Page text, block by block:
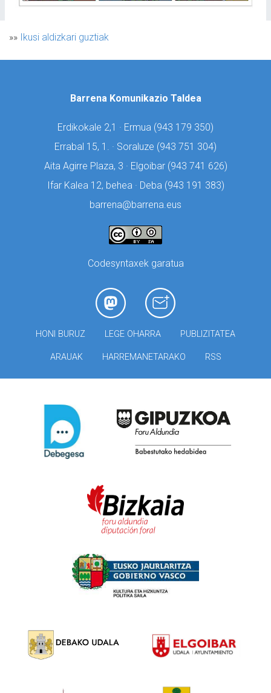
»» Ikusi aldizkari guztiak
Barrena Komunikazio Taldea
Erdikokale 2,1 · Ermua (943 179 350)
Errabal 15, 1. · Soraluze (943 751 304)
Aita Agirre Plaza, 3 · Elgoibar (943 741 626)
Ifar Kalea 12, behea · Deba (943 191 383)
barrena@barrena.eus
Codesyntaxek garatua
HONI BURUZ LEGE OHARRA PUBLIZITATEA
ARAUAK HARREMANETARAKO RSS